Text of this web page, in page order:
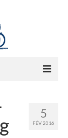
5
FÉV 2016